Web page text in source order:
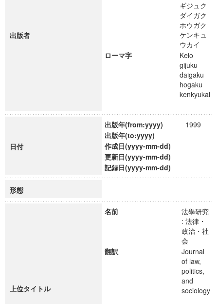
出版者
ギジュク
ダイガク
ホウガク
ケンキュ
ウカイ
ローマ字
Keio
gijuku
daigaku
hogaku
kenkyukai
日付
出版年(from:yyyy)
1999
出版年(to:yyyy)
作成日(yyyy-mm-dd)
更新日(yyyy-mm-dd)
記録日(yyyy-mm-dd)
形態
上位タイトル
名前
法學研究
: 法律・
政治・社
会
翻訳
Journal
of law,
politics,
and
sociology